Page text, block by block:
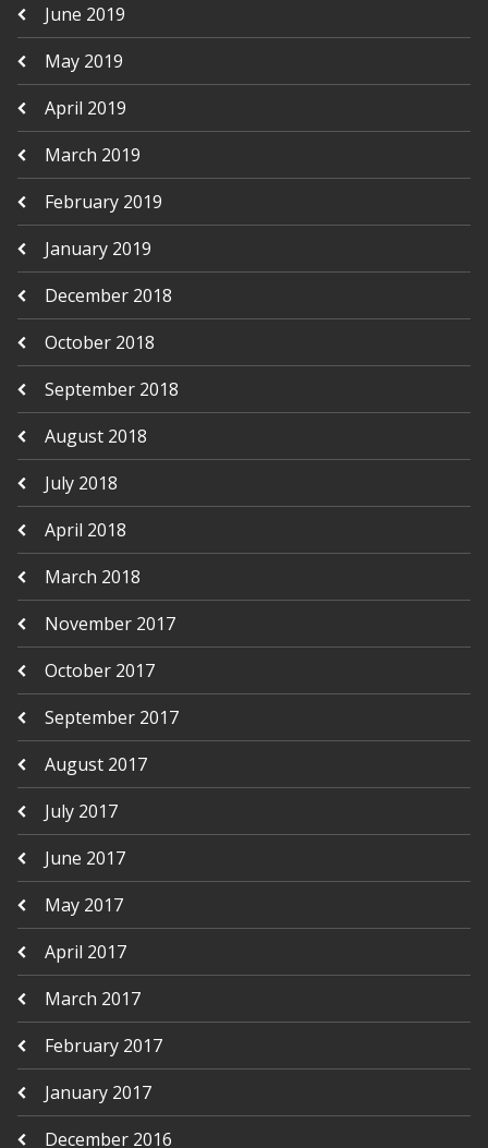
June 2019
May 2019
April 2019
March 2019
February 2019
January 2019
December 2018
October 2018
September 2018
August 2018
July 2018
April 2018
March 2018
November 2017
October 2017
September 2017
August 2017
July 2017
June 2017
May 2017
April 2017
March 2017
February 2017
January 2017
December 2016